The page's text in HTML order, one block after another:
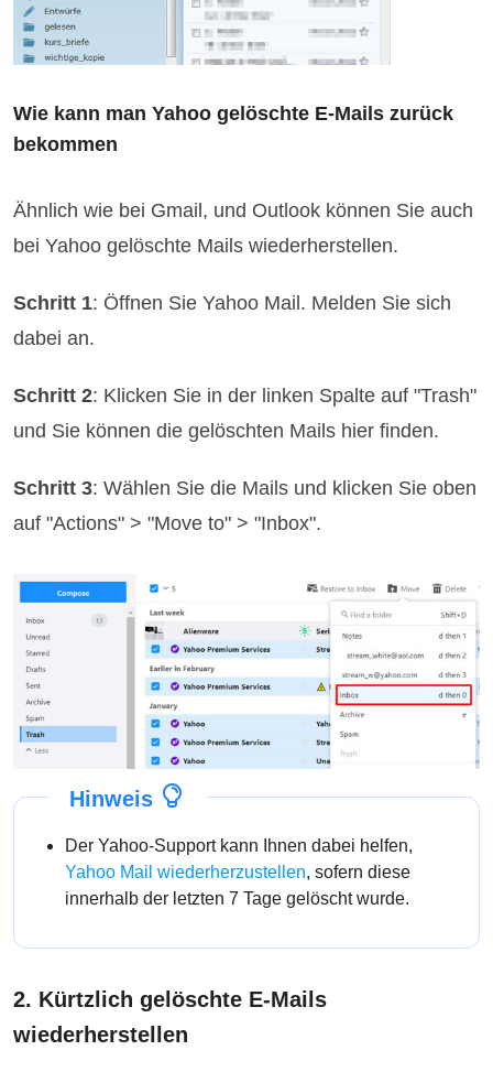
Wie kann man Yahoo gelöschte E-Mails zurück
bekommen
Ähnlich wie bei Gmail, und Outlook können Sie auch
bei Yahoo gelöschte Mails wiederherstellen.
Schritt 1: Öffnen Sie Yahoo Mail. Melden Sie sich
dabei an.
Schritt 2: Klicken Sie in der linken Spalte auf "Trash"
und Sie können die gelöschten Mails hier finden.
Schritt 3: Wählen Sie die Mails und klicken Sie oben
auf "Actions" > "Move to" > "Inbox".
Hinweis
Der Yahoo-Support kann Ihnen dabei helfen,
Yahoo Mail wiederherzustellen, sofern diese
innerhalb der letzten 7 Tage gelöscht wurde.
2. Kürtzlich gelöschte E-Mails
wiederherstellen